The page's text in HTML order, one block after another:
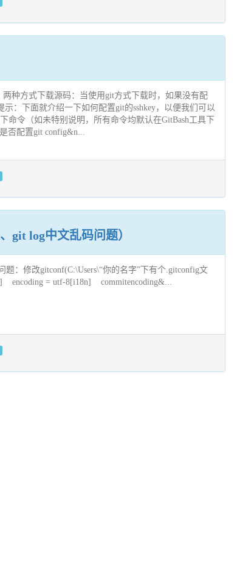
两种方式下载源码：当使用git方式下载时，如果没有配
示：下面就介绍一下如何配置git的sshkey，以便我们可以
命令（如未特别说明，所有命令均默认在GitBash工具下
否配置git config&n...
git log中文乱码问题）
：修改gitconf(C:\Users\“你的名字”下有个.gitconfig文
encoding = utf-8[i18n] commitencoding&...